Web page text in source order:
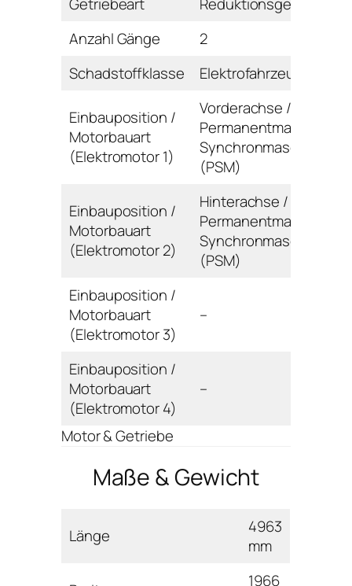
Anzahl Gänge
2
Schadstoffklasse
Elektrofahrzeug
Einbauposition /
Motorbauart
(Elektromotor 1)
Vorderachse /
Permanentmagnet-
Synchronmaschine
(PSM)
Einbauposition /
Motorbauart
(Elektromotor 2)
Hinterachse /
Permanentmagnet-
Synchronmaschine
(PSM)
Einbauposition /
Motorbauart
(Elektromotor 3)
–
Einbauposition /
Motorbauart
(Elektromotor 4)
–
Motor & Getriebe
Maße & Gewicht
Länge
4963
mm
1966